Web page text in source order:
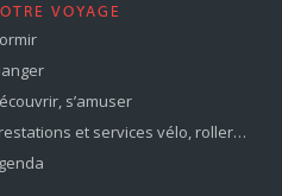
VOYAGE
s’amuser
et services vélo, roller…